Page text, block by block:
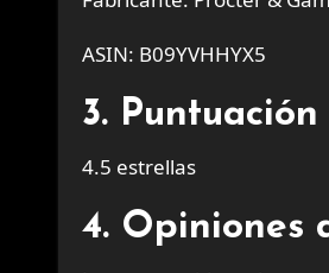
ASIN: B09YVHHYX5
3.
4.5 estrellas
4. Opiniones